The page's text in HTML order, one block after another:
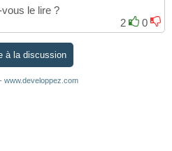
le lire ?
2
0
à la discussion
www.developpez.com